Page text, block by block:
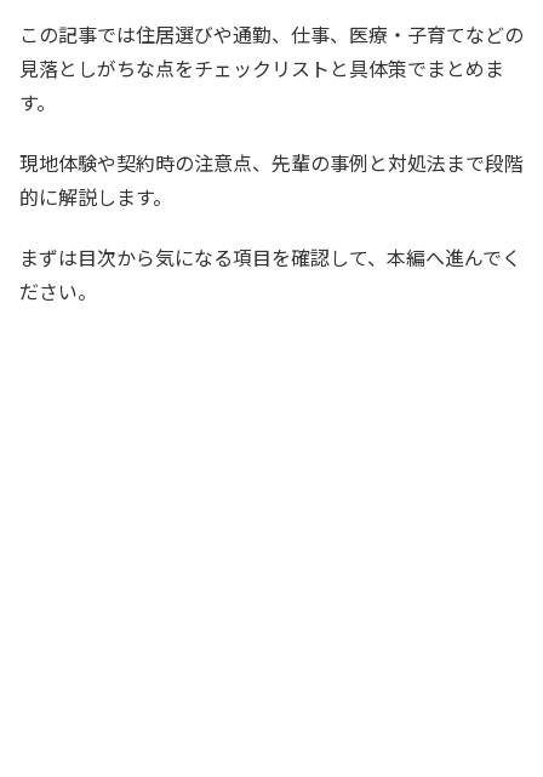
この記事では住居選びや通勤、仕事、医療・子育てなどの
見落としがちな点をチェックリストと具体策でまとめま
す。
現地体験や契約時の注意点、先輩の事例と対処法まで段階
的に解説します。
まずは目次から気になる項目を確認して、本編へ進んでく
ださい。